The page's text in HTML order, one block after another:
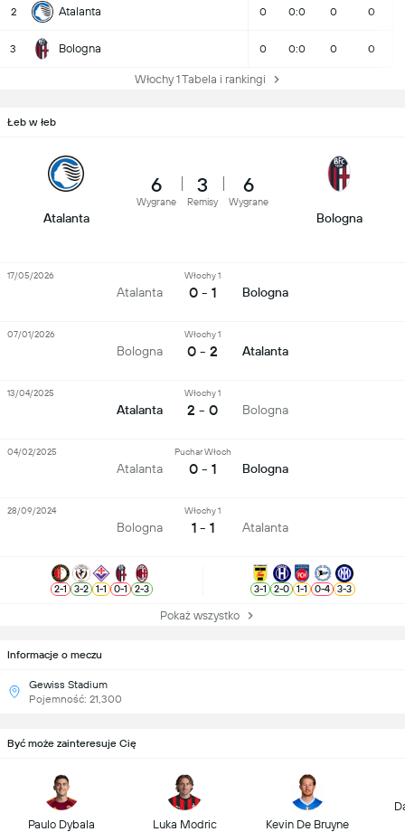
2 Atalanta 0 0:0 0 0
3 Bologna 0 0:0 0 0
Włochy 1 Tabela i rankingi
Informacje o meczu
Gewiss Stadium
Pojemność: 21,300
Łeb w łeb
Atalanta
6
Wygrane
3
Remisy
6
Wygrane
Bologna
Atalanta
Włochy 1
0 - 1 Bologna
17/05/2026
Bologna
Włochy 1
0 - 2 Atalanta
07/01/2026
Atalanta
Włochy 1
2 - 0 Bologna
13/04/2025
Atalanta
Puchar Włoch
0 - 1 Bologna
04/02/2025
Bologna
Włochy 1
1 - 1 Atalanta
28/09/2024
2-1 3-2 1-1 0-1 2-3 3-1 2-0 1-1 0-4 3-3
Pokaż wszystko
Być może zainteresuje Cię
Paulo Dybala Luka Modric Kevin De Bruyne